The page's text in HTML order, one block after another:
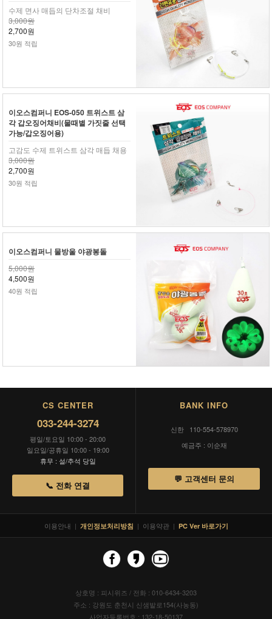
수제 면사 매듭의 단차조절 채비
3,000원
2,700원
30원 적립
이오스컴퍼니 EOS-050 트위스트 삼
각 갑오징어채비(물때별 가짓줄 선택
가능/갑오징어용)
고감도 수제 트위스트 삼각 매듭 채용
3,000원
2,700원
30원 적립
이오스컴퍼니 물방울 야광봉돌
5,000원
4,500원
40원 적립
CS CENTER
033-244-3274
평일/토요일 10:00 - 20:00
일요일/공휴일 10:00 - 19:00
휴무 : 설/추석 당일
📞 전화 연결
BANK INFO
신한 110-554-578970
예금주 : 이순재
💬 고객센터 문의
이용안내 | 개인정보처리방침 | 이용약관 | PC Ver 바로가기
상호명 : 피시위즈 / 전화 : 010-6434-3203
주소 : 강원도 춘천시 신샘밭로154(사농동)
사업자등록번호 : 132-18-50137